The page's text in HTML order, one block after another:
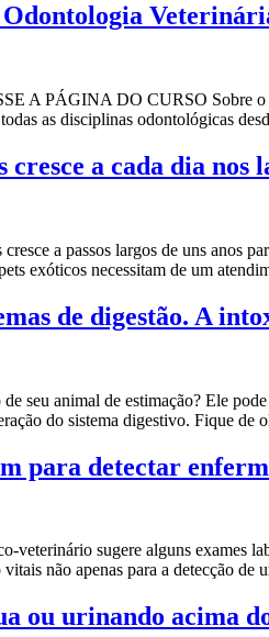
A PÁGINA DO CURSO Sobre o
as disciplinas odontológicas
cresce a cada dia
a passos largos de uns anos
exóticos necessitam de um
de digestão. A
seu animal de estimação? Ele
do sistema digestivo. Fique
para detectar
veterinário sugere alguns exames
vitais não apenas para a detecção
ou urinando acima